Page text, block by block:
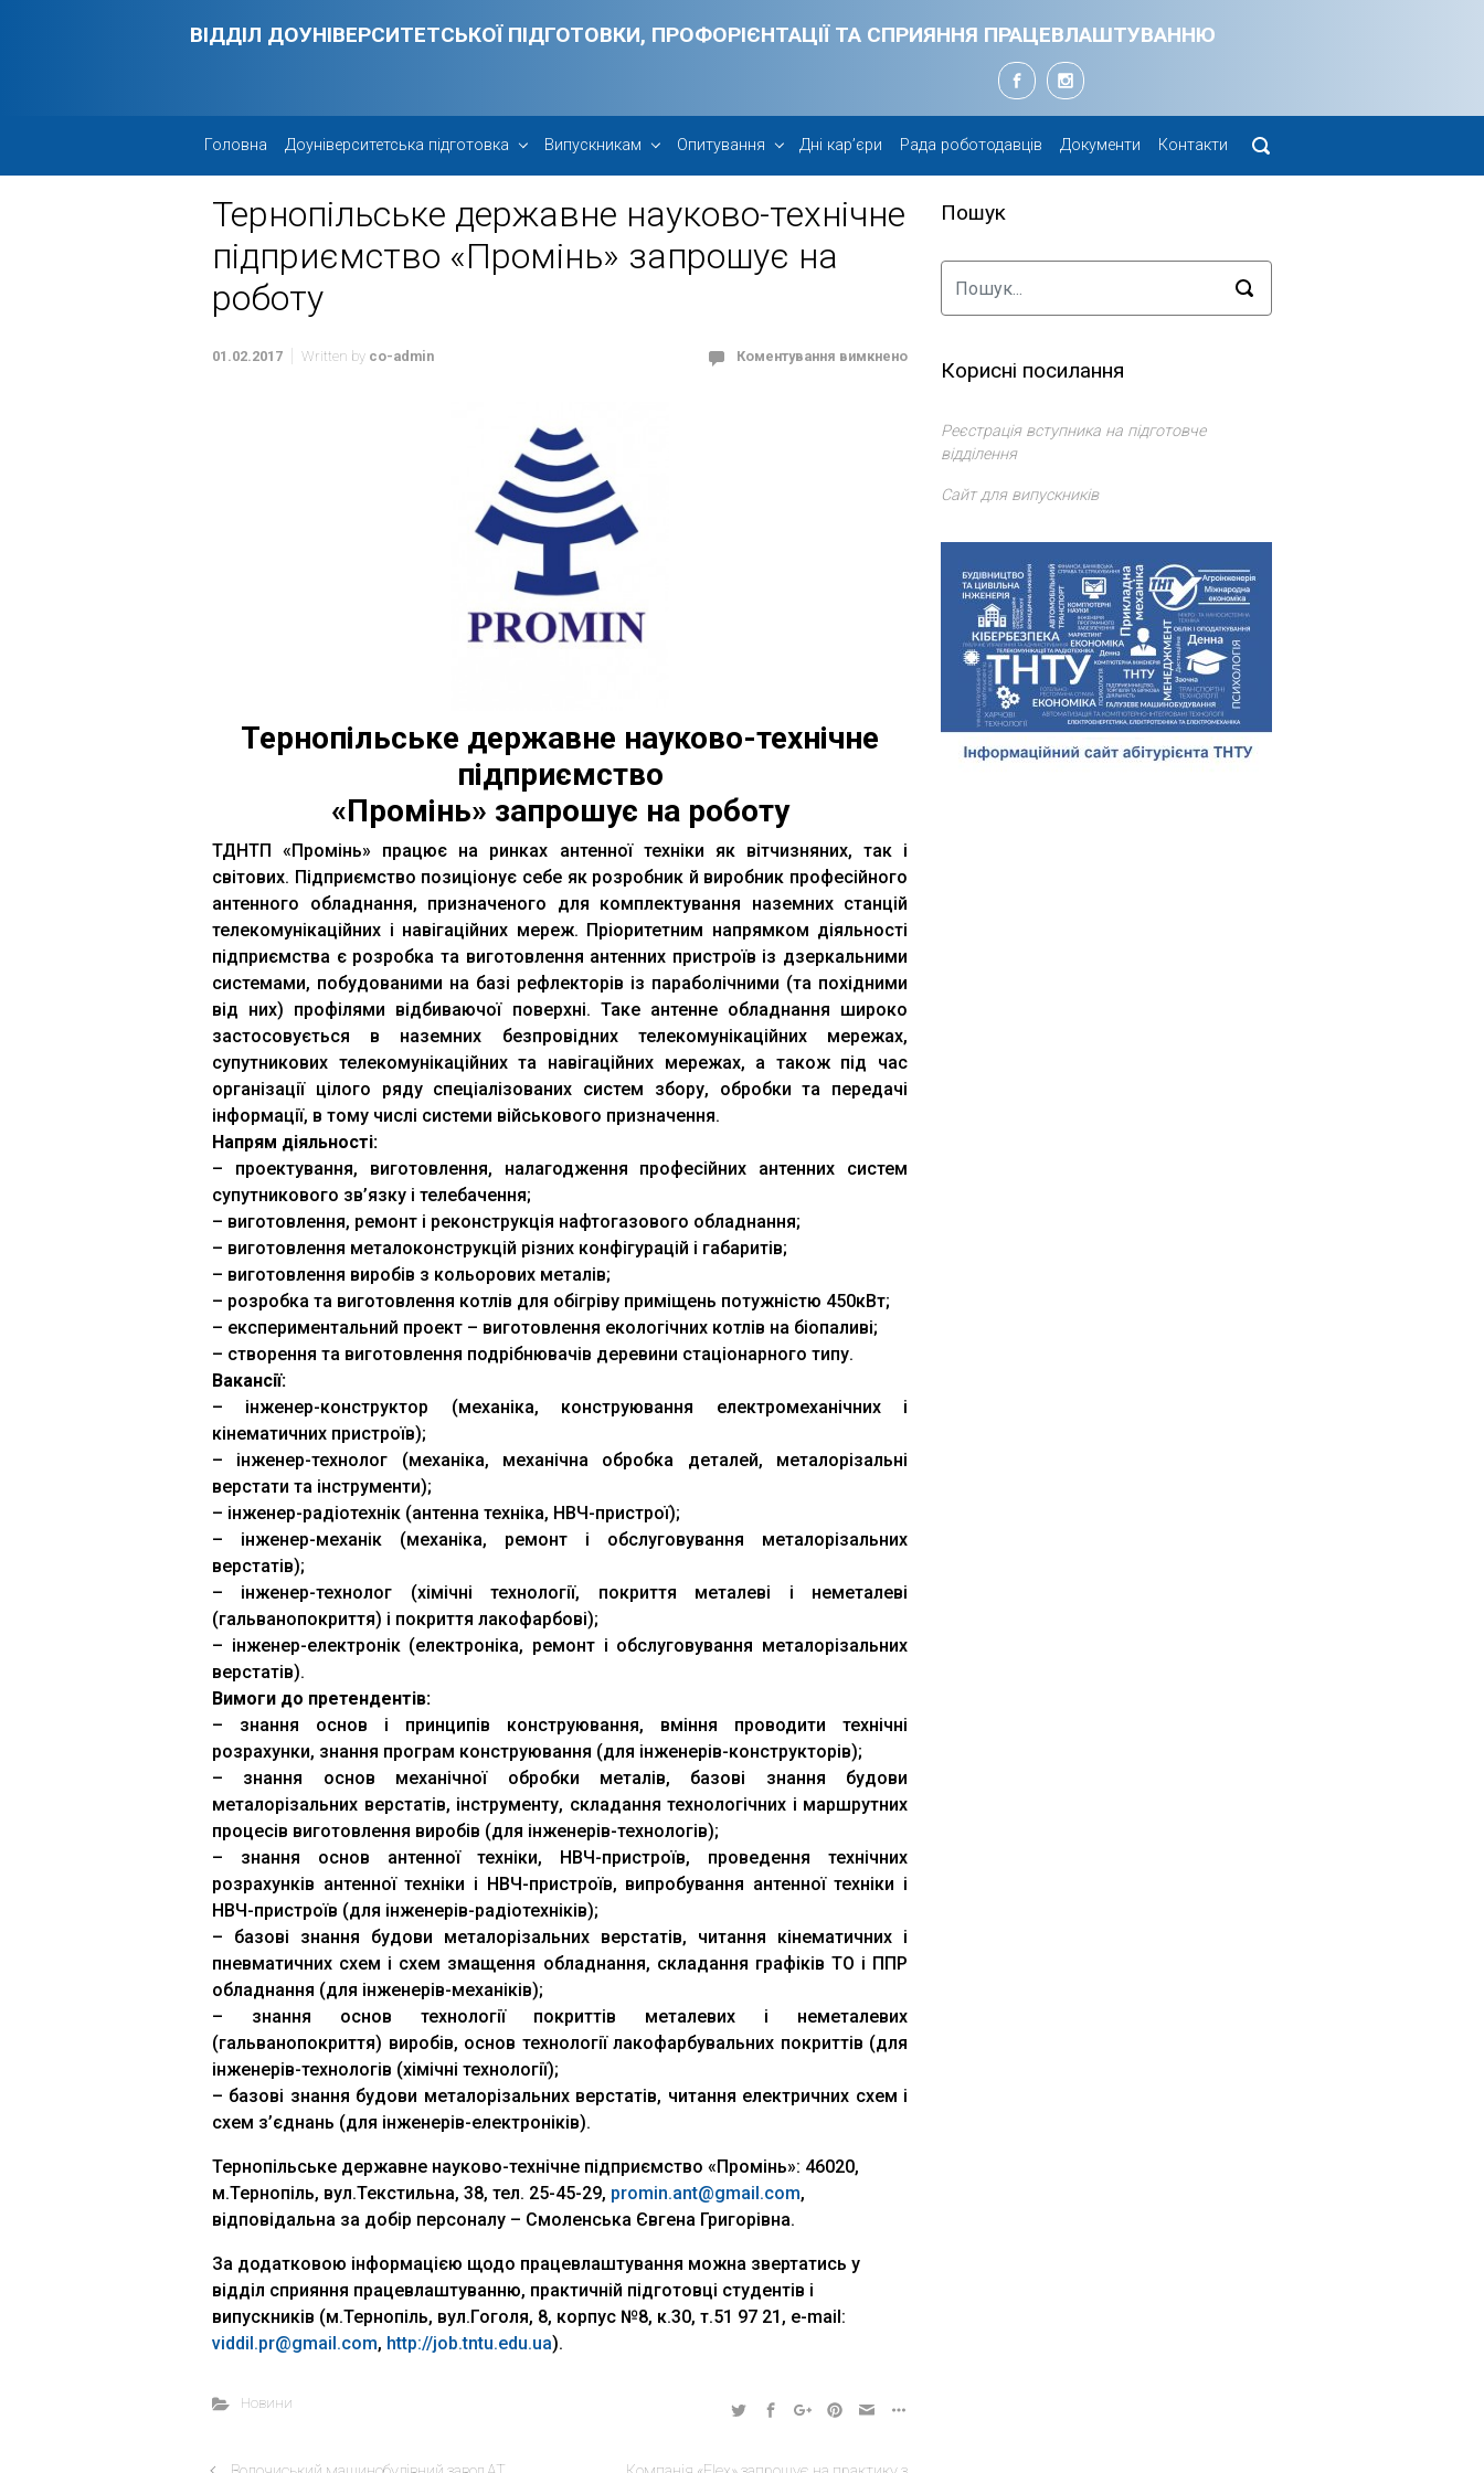
ВІДДІЛ ДОУНІВЕРСИТЕТСЬКОЇ ПІДГОТОВКИ, ПРОФОРІЄНТАЦІЇ ТА СПРИЯННЯ ПРАЦЕВЛАШТУВАННЮ
Головна Доуніверситетська підготовка Випускникам Опитування Дні кар’єри Рада роботодавців Документи Контакти
Тернопільське державне науково-технічне
підприємство «Промінь» запрошує на
роботу
01.02.2017 Written by co-admin Коментування вимкнено
Тернопільське державне науково-технічне
підприємство
«Промінь» запрошує на роботу
ТДНТП «Промінь» працює на ринках антенної техніки як вітчизняних, так і
світових. Підприємство позиціонує себе як розробник й виробник професійного
антенного обладнання, призначеного для комплектування наземних станцій
телекомунікаційних і навігаційних мереж. Пріоритетним напрямком діяльності
підприємства є розробка та виготовлення антенних пристроїв із дзеркальними
системами, побудованими на базі рефлекторів із параболічними (та похідними
від них) профілями відбиваючої поверхні. Таке антенне обладнання широко
застосовується в наземних безпровідних телекомунікаційних мережах,
супутникових телекомунікаційних та навігаційних мережах, а також під час
організації цілого ряду спеціалізованих систем збору, обробки та передачі
інформації, в тому числі системи військового призначення.
Напрям діяльності:
– проектування, виготовлення, налагодження професійних антенних систем
супутникового зв’язку і телебачення;
– виготовлення, ремонт і реконструкція нафтогазового обладнання;
– виготовлення металоконструкцій різних конфігурацій і габаритів;
– виготовлення виробів з кольорових металів;
– розробка та виготовлення котлів для обігріву приміщень потужністю 450кВт;
– експериментальний проект – виготовлення екологічних котлів на біопаливі;
– створення та виготовлення подрібнювачів деревини стаціонарного типу.
Вакансії:
– інженер-конструктор (механіка, конструювання електромеханічних і
кінематичних пристроїв);
– інженер-технолог (механіка, механічна обробка деталей, металорізальні
верстати та інструменти);
– інженер-радіотехнік (антенна техніка, НВЧ-пристрої);
– інженер-механік (механіка, ремонт і обслуговування металорізальних
верстатів);
– інженер-технолог (хімічні технології, покриття металеві і неметалеві
(гальванопокриття) і покриття лакофарбові);
– інженер-електронік (електроніка, ремонт і обслуговування металорізальних
верстатів).
Вимоги до претендентів:
– знання основ і принципів конструювання, вміння проводити технічні
розрахунки, знання програм конструювання (для інженерів-конструкторів);
– знання основ механічної обробки металів, базові знання будови
металорізальних верстатів, інструменту, складання технологічних і маршрутних
процесів виготовлення виробів (для інженерів-технологів);
– знання основ антенної техніки, НВЧ-пристроїв, проведення технічних
розрахунків антенної техніки і НВЧ-пристроїв, випробування антенної техніки і
НВЧ-пристроїв (для інженерів-радіотехніків);
– базові знання будови металорізальних верстатів, читання кінематичних і
пневматичних схем і схем змащення обладнання, складання графіків ТО і ППР
обладнання (для інженерів-механіків);
– знання основ технології покриттів металевих і неметалевих
(гальванопокриття) виробів, основ технології лакофарбувальних покриттів (для
інженерів-технологів (хімічні технології);
– базові знання будови металорізальних верстатів, читання електричних схем і
схем з’єднань (для інженерів-електроніків).
Тернопільське державне науково-технічне підприємство «Промінь»: 46020,
м.Тернопіль, вул.Текстильна, 38, тел. 25-45-29, promin.ant@gmail.com,
відповідальна за добір персоналу – Смоленська Євгена Григорівна.
За додатковою інформацією щодо працевлаштування можна звертатись у
відділ сприяння працевлаштуванню, практичній підготовці студентів і
випускників (м.Тернопіль, вул.Гоголя, 8, корпус №8, к.30, т.51 97 21, e-mail:
viddil.pr@gmail.com, http://job.tntu.edu.ua).
Новини
Пошук
Корисні посилання
Реєстрація вступника на підготовче
відділення
Сайт для випускників